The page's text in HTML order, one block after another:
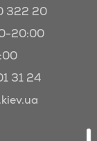
322 20
20:00
31 24